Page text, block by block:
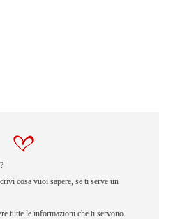
cosa vuoi sapere, se ti serve un
tutte le informazioni che ti servono.